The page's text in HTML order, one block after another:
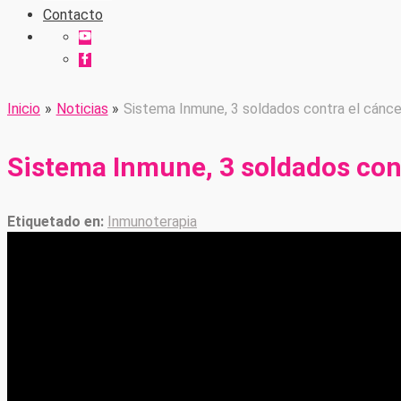
Contacto
Inicio Noticias Sistema Inmune, 3 soldados contra el
Sistema Inmune, 3 soldados
Inmunoterapia